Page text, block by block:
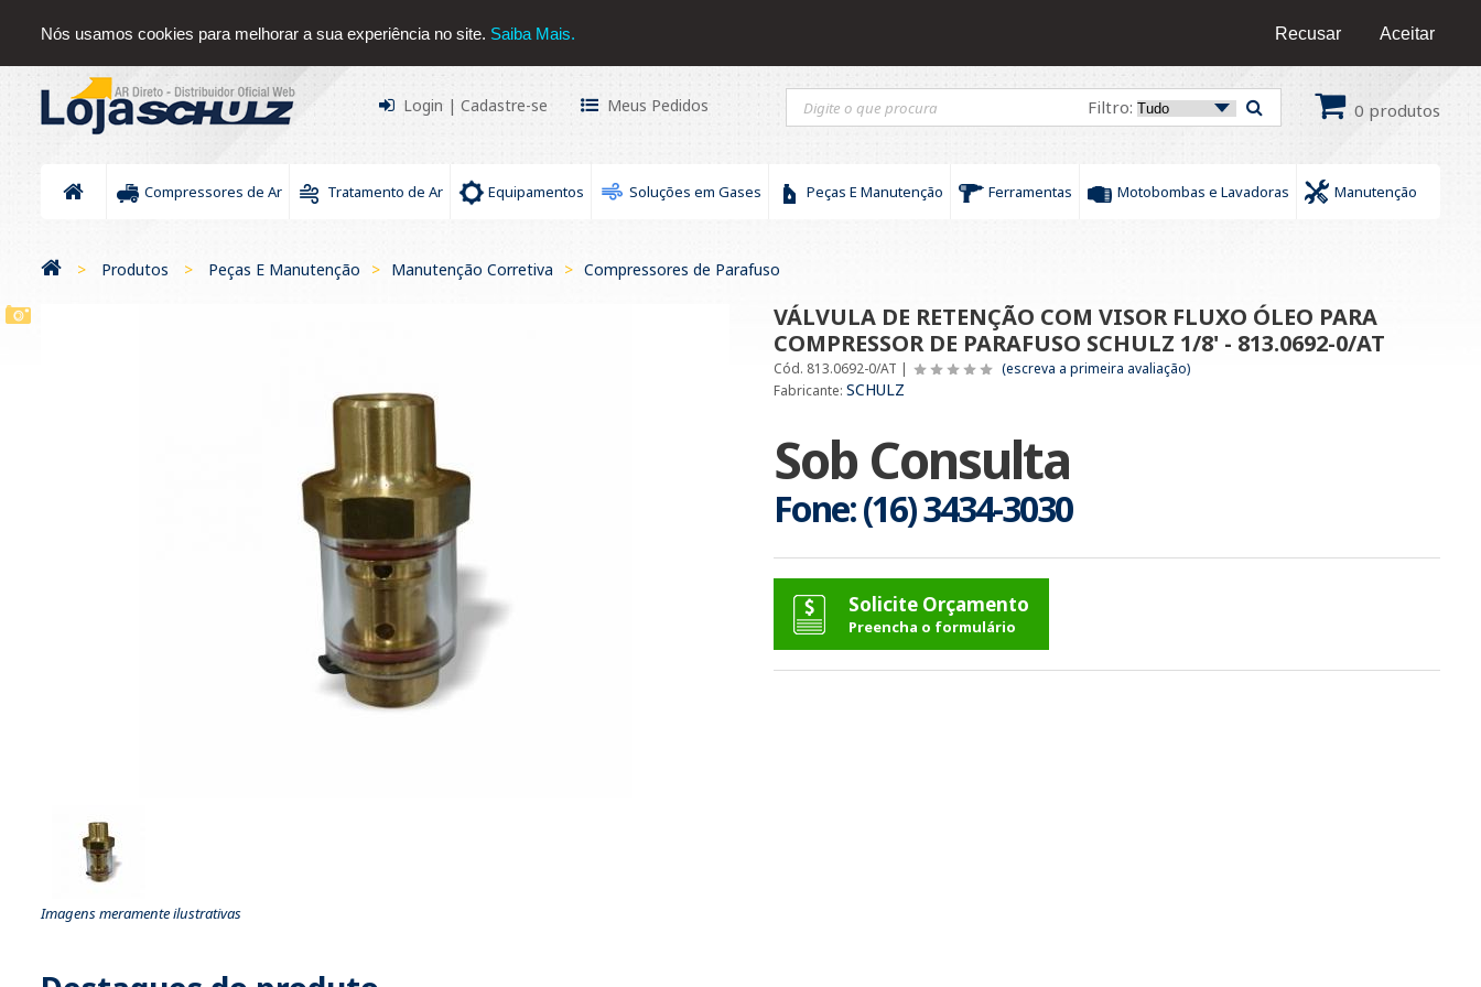
Login | Cadastre-se Meus Pedidos Filtro: 0 produtos
Compressores de Ar Tratamento de Ar Equipamentos Soluções em Gases Peças E Manutenção Ferramentas Motobombas e Lavadoras Manutenção
> Produtos > Peças E Manutenção > Manutenção Corretiva > Compressores de Parafuso
Imagens meramente ilustrativas
VÁLVULA DE RETENÇÃO COM VISOR FLUXO ÓLEO PARA
COMPRESSOR DE PARAFUSO SCHULZ 1/8' - 813.0692-0/AT
Cód. 813.0692-0/AT |
(escreva a primeira avaliação)
Fabricante: SCHULZ
Sob Consulta
Fone: (16) 3434-3030
Solicite Orçamento
Preencha o formulário
Nós usamos cookies para melhorar a sua experiência no site. Saiba Mais. Aceitar
Recusar